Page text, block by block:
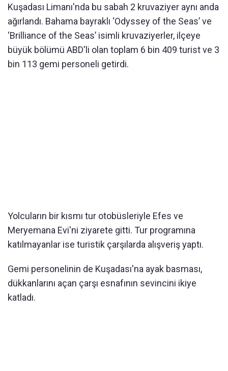
Kuşadası Limanı'nda bu sabah 2 kruvaziyer aynı anda
ağırlandı. Bahama bayraklı ‘Odyssey of the Seas’ ve
‘Brilliance of the Seas’ isimli kruvaziyerler, ilçeye
büyük bölümü ABD'li olan toplam 6 bin 409 turist ve 3
bin 113 gemi personeli getirdi.
Yolcuların bir kısmı tur otobüsleriyle Efes ve
Meryemana Evi'ni ziyarete gitti. Tur programına
katılmayanlar ise turistik çarşılarda alışveriş yaptı.
Gemi personelinin de Kuşadası'na ayak basması,
dükkanlarını açan çarşı esnafının sevincini ikiye
katladı.